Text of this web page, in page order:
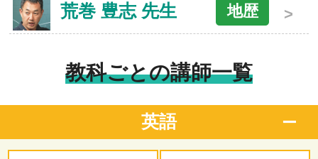
荒巻 豊志 先生 地歴
教科ごとの講師一覧
英語